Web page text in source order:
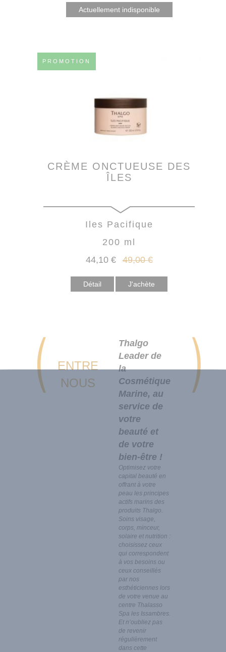
Actuellement indisponible
PROMOTION
CRÈME ONCTUEUSE DES
ÎLES
Iles Pacifique
200 ml
44,10 € 49,00 €
Détail
ENTRE
NOUS
Thalgo
Leader de
la
Cosmétique
Marine, au
service de
votre
beauté et
de votre
bien-être !
Optimisez votre
capital beauté en
offrant à votre
peau les principes
actifs marins des
produits Thalgo.
Soins visage,
corps, minceur,
solaire et nutrition :
choisissez ceux
qui correspondent
à vos besoins ou
ceux conseillés
par nos
esthéticiennes lors
de votre venue au
centre Thalasso
Spa les Issambres.
Et n’oubliez pas
de revenir
régulièrement
dans cette